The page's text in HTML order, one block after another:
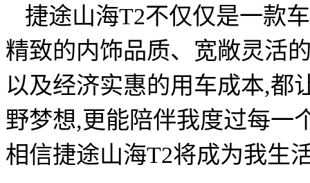
捷途山海T2不仅仅是一款
精致的内饰品质、宽敞灵活
以及经济实惠的用车成本,都
野梦想,更能陪伴我度过每一
相信捷途山海T2将成为我生